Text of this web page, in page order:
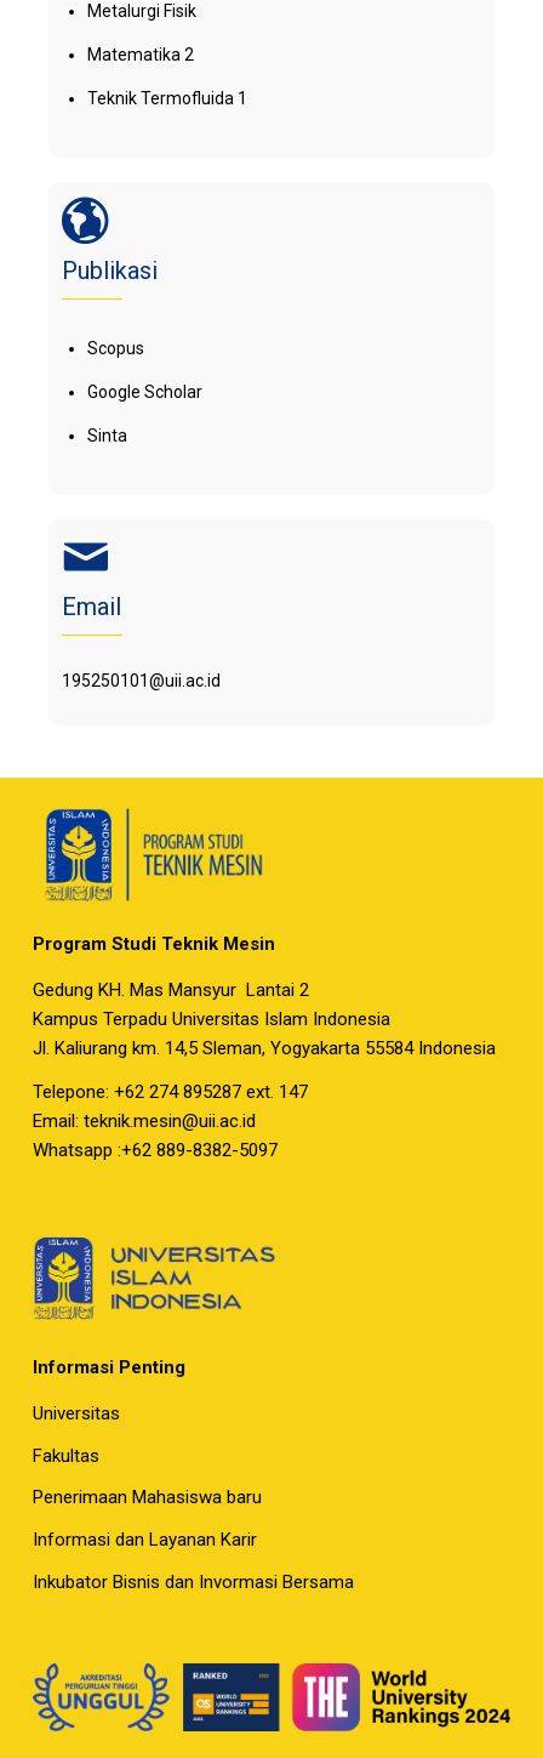
Metalurgi Fisik
Matematika 2
Teknik Termofluida 1
Publikasi
Scopus
Google Scholar
Sinta
Email
195250101@uii.ac.id
Program Studi Teknik Mesin
Gedung KH. Mas Mansyur Lantai 2
Kampus Terpadu Universitas Islam Indonesia
Jl. Kaliurang km. 14,5 Sleman, Yogyakarta 55584 Indonesia
Telepone: +62 274 895287 ext. 147
Email: teknik.mesin@uii.ac.id
Whatsapp :+62 889-8382-5097
Informasi Penting
Universitas
Fakultas
Penerimaan Mahasiswa baru
Informasi dan Layanan Karir
Inkubator Bisnis dan Invormasi Bersama